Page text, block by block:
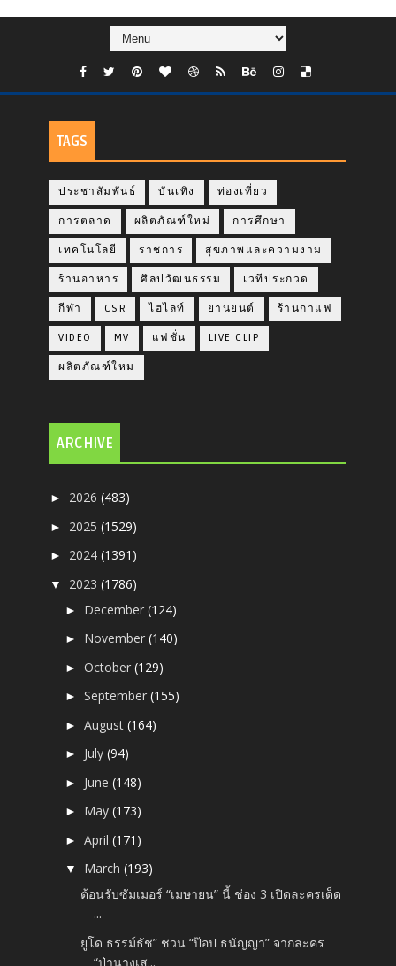
TAGS
ประชาสัมพันธ์ บันเทิง ท่องเที่ยว
การตลาด ผลิตภัณฑ์ใหม่ การศึกษา
เทคโนโลยี ราชการ สุขภาพและความงาม
ร้านอาหาร ศิลปวัฒนธรรม เวทีประกวด
กีฬา CSR ไฮไลท์ ยานยนต์ ร้านกาแฟ
VIDEO MV แฟชั่น LIVE CLIP
ผลิตภัณฑ์ใหม
ARCHIVE
► 2026(483)
► 2025(1529)
► 2024(1391)
▼ 2023(1786)
► December(124)
► November(140)
►October(129)
►September(155)
►August(164)
► July(94)
► June(148)
► May(173)
►April(171)
▼ March(193)
ต้อนรับซัมเมอร์ “เมษายน” นี้ ช่อง 3 เปิดละครเด็ด
...
ยูโด ธรรม์ธัช” ชวน “ป๊อป ธนัญญา” จากละคร
“ป่านางเส...